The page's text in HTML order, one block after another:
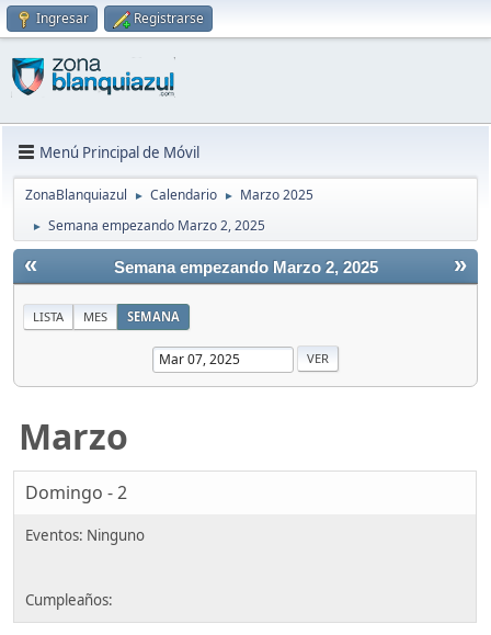
Ingresar Registrarse
Menú Principal de Móvil
ZonaBlanquiazul ► Calendario ► Marzo 2025
► Semana empezando Marzo 2, 2025
« »
Semana empezando Marzo 2, 2025
LISTA MES SEMANA
Marzo
Domingo - 2